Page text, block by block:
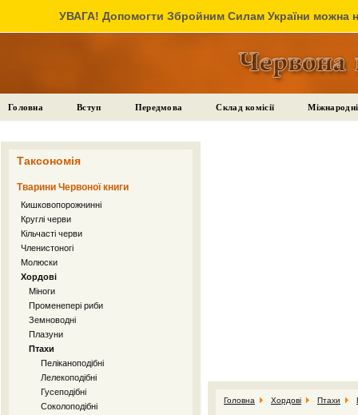
УВАГА! Допомогти Збройним Силам України можна
Головна Вступ Передмова Склад комісії
Таксономія
Тварини Червоної книги
Кишковопорожнинні
Круглі черви
Кільчасті черви
Членистоногі
Молюски
Хордові
Міноги
Променепері риби
Земноводні
Плазуни
Птахи
Пеліканоподібні
Лелекоподібні
Гусеподібні
Соколоподібні
Головна Хордові Птахи